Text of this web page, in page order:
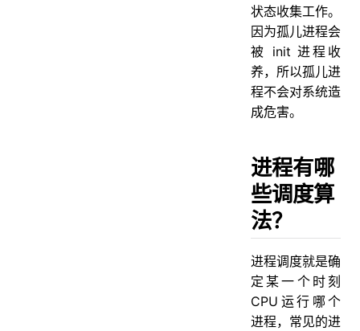
状态收集工作。
因为孤儿进程会
被 init 进程收
养，所以孤儿进
程不会对系统造
成危害。
进程有哪
些调度算
法？
进程调度就是确
定某一个时刻
CPU运行哪个
进程，常见的进